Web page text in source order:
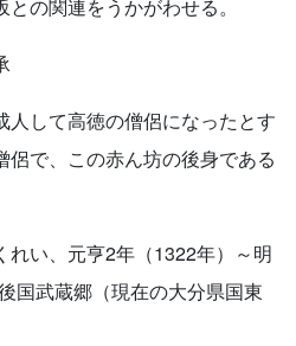
の関連をうかがわせる。
人して高徳の僧侶になったとす
侶で、この赤ん坊の後身である
れい、元亨2年（1322年）～明
国武蔵郷（現在の大分県国東